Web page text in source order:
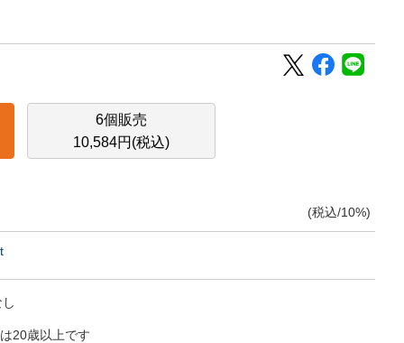
6個販売
10,584円(税込)
(税込/10%)
20歳以上です